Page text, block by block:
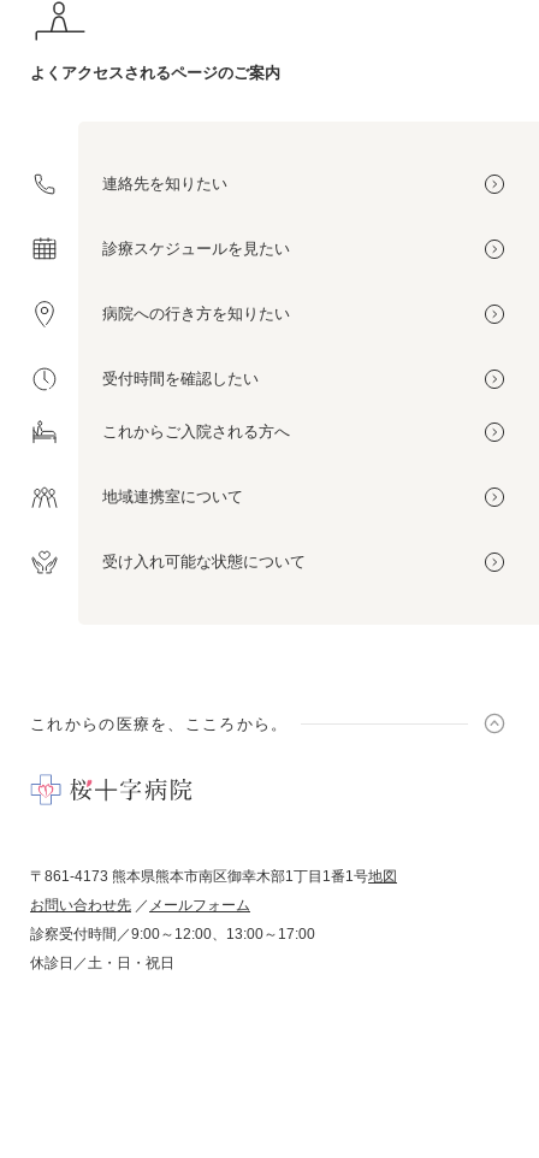
よくアクセスされるページのご案内
連絡先を知りたい
診療スケジュールを 見たい
病院への行き方を知りたい
受付時間を確認したい
これから ご入院される方へ
地域連携室について
受け入れ可能な状態について
これからの医療を、こころから。
〒861-4173 熊本県熊本市南区御幸木部1丁目1番1号地図
お問い合わせ先 ／ メールフォーム
診察受付時間／9:00～12:00、13:00～17:00
休診日／土・日・祝日